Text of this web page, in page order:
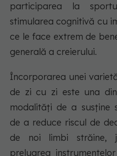
participarea la
stimularea cognitivă cu
ce le face extrem de
generală a creierului.
Încorporarea unei
de zi cu zi este una
modalități de a susține
de a reduce riscul de
de noi limbi străine,
preluarea